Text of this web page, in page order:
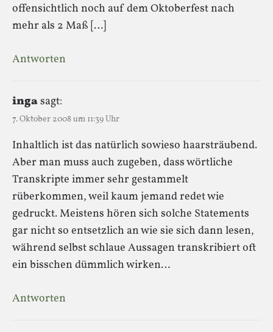
offensichtlich noch auf dem Oktoberfest nach
mehr als 2 Maß […]
Antworten
ingasagt:
7. Oktober 2008 um 11:39 Uhr
Inhaltlich ist das natürlich sowieso haarsträubend.
Aber man muss auch zugeben, dass wörtliche
Transkripte immer sehr gestammelt
rüberkommen, weil kaum jemand redet wie
gedruckt. Meistens hören sich solche Statements
gar nicht so entsetzlich an wie sie sich dann lesen,
während selbst schlaue Aussagen transkribiert oft
ein bisschen dümmlich wirken…
Antworten